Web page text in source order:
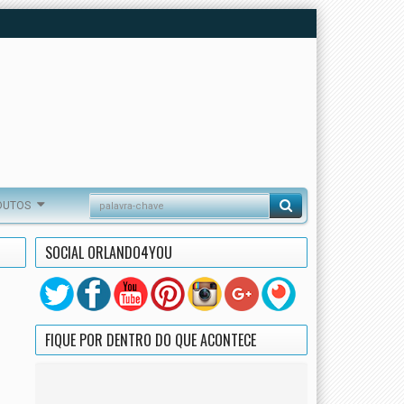
SOCIAL ORLANDO4YOU
FIQUE POR DENTRO DO QUE ACONTECE